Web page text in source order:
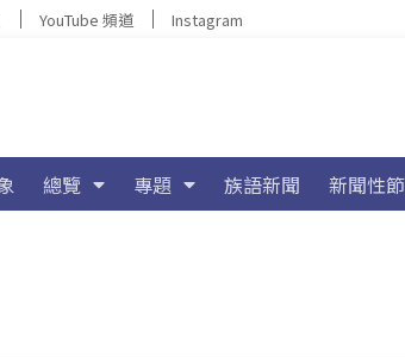
YouTube 頻道 Instagram
總覽 專題 族語新聞 新聞性